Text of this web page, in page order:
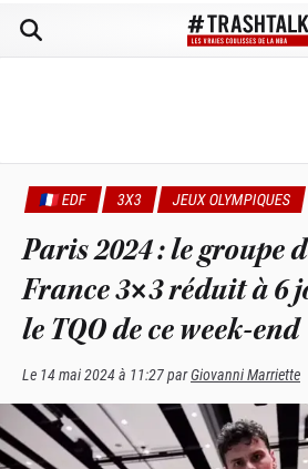
🇫🇷 EDF 3X3 JEUX OLYMPIQUES
Paris 2024 : le groupe
France 3×3 réduit à 6
le TQO de ce week-end
Le 14 mai 2024 à 11:27parGiovanni Marriette